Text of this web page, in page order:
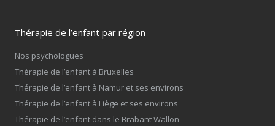
Thérapie de l’enfant par région
Nos psychologues
Thérapie de l’enfant à Bruxelles
Thérapie de l’enfant à Namur et ses environs
Thérapie de l’enfant à Liège et ses environs
Thérapie de l’enfant dans le Brabant Wallon